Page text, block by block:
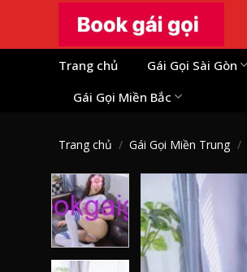
content
Trang chủ Gái Gọi Sài Gòn
Gái Gọi Miền Bắc
Trang chủ / Gái Gọi Miền Trung /